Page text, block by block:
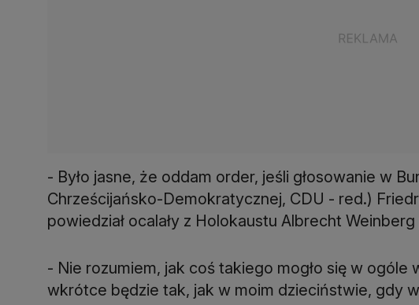
- Było jasne, że oddam order, jeśli głosowanie w
Chrześcijańsko-Demokratycznej, CDU - red.)
powiedział ocalały z Holokaustu Albrecht
- Nie rozumiem, jak coś takiego mogło się w ogóle
wkrótce będzie tak, jak w moim dzieciństwie, gdy